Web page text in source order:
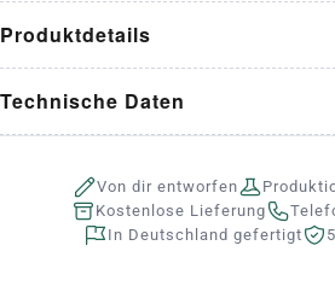
Produktdetails
Technische Daten
Von dir entworfen
Kostenlose Lieferung
In Deutschland gefertigt